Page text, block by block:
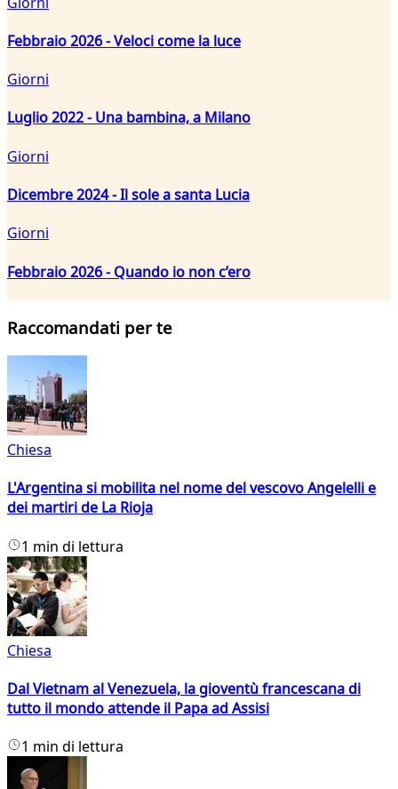
Febbraio 2026 - Veloci come la luce
Giorni
Luglio 2022 - Una bambina, a Milano
Giorni
Dicembre 2024 - Il sole a santa Lucia
Giorni
Febbraio 2026 - Quando io non c’ero
Raccomandati per te
Chiesa
L'Argentina si mobilita nel nome del vescovo Angelelli e
dei martiri de La Rioja
1 min di lettura
Chiesa
Dal Vietnam al Venezuela, la gioventù francescana di
tutto il mondo attende il Papa ad Assisi
1 min di lettura